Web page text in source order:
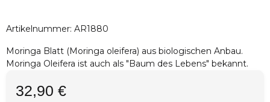
Artikelnummer: AR1880
Moringa Blatt (Moringa oleifera) aus biologischen Anbau.
Moringa Oleifera ist auch als "Baum des Lebens" bekannt.
32,90 €